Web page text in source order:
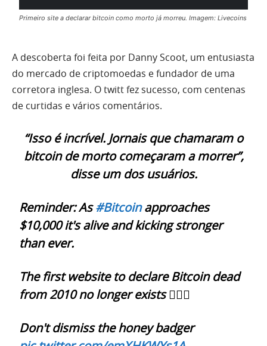
Primeiro site a declarar bitcoin como morto já morreu. Imagem: Livecoins
A descoberta foi feita por Danny Scoot, um entusiasta
do mercado de criptomoedas e fundador de uma
corretora inglesa. O twitt fez sucesso, com centenas
de curtidas e vários comentários.
“Isso é incrível. Jornais que chamaram o
bitcoin de morto começaram a morrer”,
disse um dos usuários.
Reminder: As#Bitcoinapproaches
$10,000 it's alive and kicking stronger
than ever.
The first website to declare Bitcoin dead
from 2010 no longer exists 🤷🏻‍♂️
Don't dismiss the honey badger